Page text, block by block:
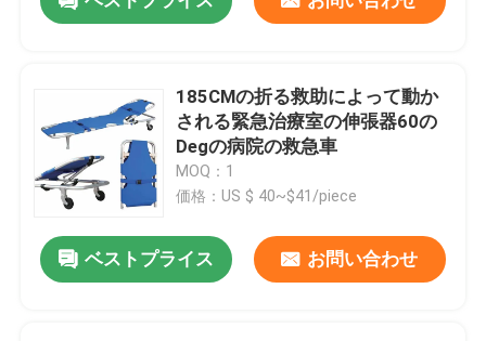
185CMの折る救助によって動か
される緊急治療室の伸張器60の
Degの病院の救急車
MOQ：1
価格：US $ 40~$41/piece
ベストプライス お問い合わせ